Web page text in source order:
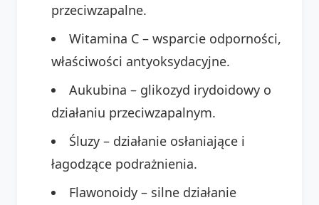
przeciwzapalne.
Witamina C – wsparcie odporności,
właściwości antyoksydacyjne.
Aukubina – glikozyd irydoidowy o
działaniu przeciwzapalnym.
Śluzy – działanie osłaniające i
łagodzące podrażnienia.
Flawonoidy – silne działanie